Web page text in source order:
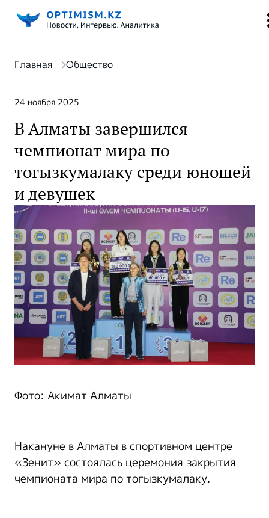
Главная Общество
24 ноября 2025
В Алматы завершился
чемпионат мира по
тогызкумалаку среди юношей
и девушек
Фото: Акимат Алматы
Накануне в Алматы в спортивном центре
«Зенит» состоялась церемония закрытия
чемпионата мира по тогызкумалаку.